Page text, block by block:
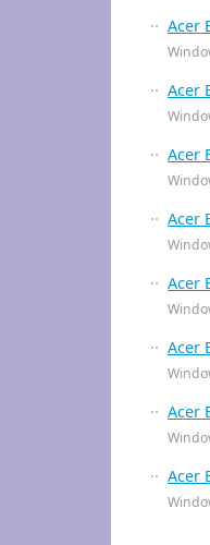
Acer
Acer
Acer
Acer
Acer
Acer
Acer
Acer